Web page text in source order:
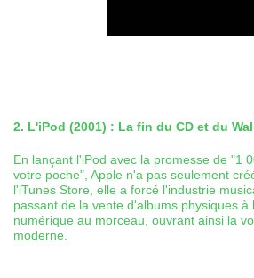
2. L'iPod (2001) : La fin du CD et du
En lançant l'iPod avec la promesse de "1
votre poche", Apple n'a pas seulement
l'iTunes Store, elle a forcé l'industrie
passant de la vente d'albums physiques à
numérique au morceau, ouvrant ainsi la
moderne.